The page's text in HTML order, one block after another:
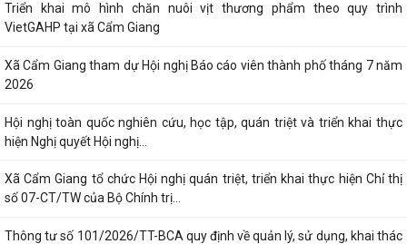
Triển khai mô hình chăn nuôi vịt thương phẩm theo quy trình
VietGAHP tại xã Cẩm Giang
Xã Cẩm Giang tham dự Hội nghị Báo cáo viên thành phố tháng 7 năm
2026
Hội nghị toàn quốc nghiên cứu, học tập, quán triệt và triển khai thực
hiện Nghị quyết Hội nghị...
Xã Cẩm Giang tổ chức Hội nghị quán triệt, triển khai thực hiện Chỉ thị
số 07-CT/TW của Bộ Chính trị...
Thông tư số 101/2026/TT-BCA quy định về quản lý, sử dụng, khai thác